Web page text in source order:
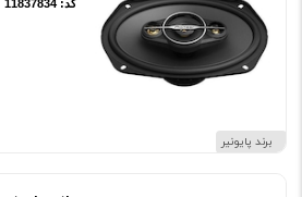
برند پایونیر
کد: 11837834